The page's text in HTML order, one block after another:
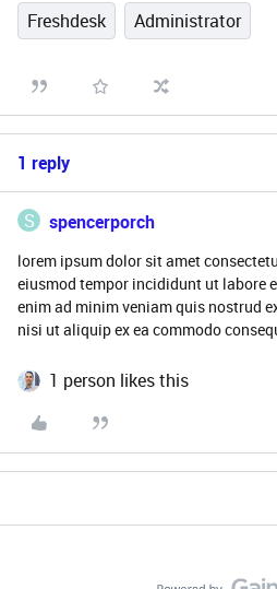
Freshdesk Administrator
1 reply
S spencerporch
lorem ipsum dolor sit amet
eiusmod tempor incididunt ut labore
enim ad minim veniam quis nostrud
nisi ut aliquip ex ea commodo
1 person likes this